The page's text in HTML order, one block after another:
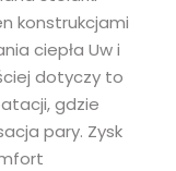
konstrukcjami
ciepła Uw i
dotyczy to
gdzie
pary. Zysk